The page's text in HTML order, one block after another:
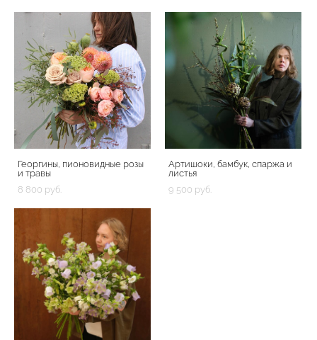
Георгины, пионовидные розы
и травы
8 800 pуб.
Артишоки, бамбук, спаржа и
листья
9 500 pуб.